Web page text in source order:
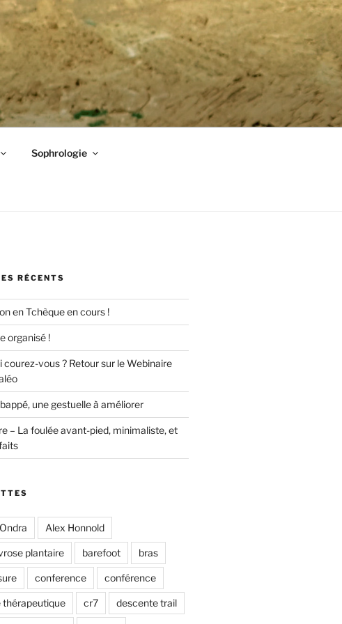
Sophrologie
RÉCENTS
en Tchèque en cours !
organisé !
courez-vous ? Retour sur le Webinaire
une gestuelle à améliorer
– La foulée avant-pied, minimaliste, et
Alex Honnold
plantaire barefoot bras
conference conférence
thérapeutique cr7 descente trail